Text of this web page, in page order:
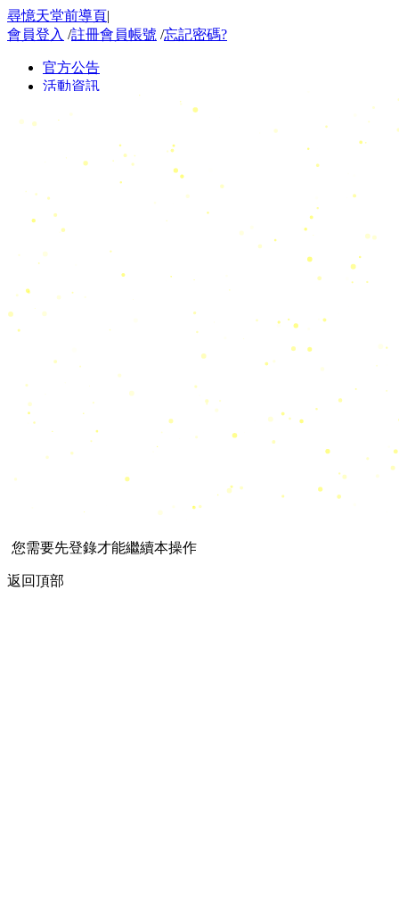
尋憶天堂前導頁|
會員登入 /註冊會員帳號 /忘記密碼?
您需要先登錄才能繼續本操作
返回頂部